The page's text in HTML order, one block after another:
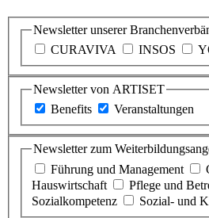
Newsletter unserer
CURAVIVA
INSOS
Newsletter von ARTISET
Benefits
Veranstaltungen
Newsletter zum
Führung und Management
Hauswirtschaft
Pflege und
Sozialkompetenz
Sozial- und